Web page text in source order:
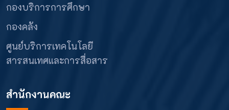
กองบริการการศึกษา
กองคลัง
ศูนย์บริการเทคโนโลยี
สารสนเทศและการสื่อสาร
สำนักงานคณะ